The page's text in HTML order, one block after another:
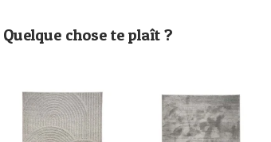
Quelque chose te plaît ?